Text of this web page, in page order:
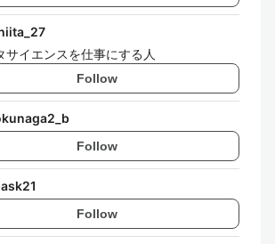
サイエンスを仕事にする人
Follow
Follow
Follow